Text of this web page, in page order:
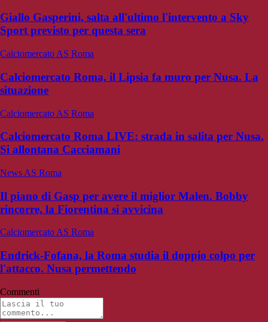
Giallo Gasperini, salta all'ultimo l'intervento a Sky
Sport previsto per questa sera
Calciomercato AS Roma
Calciomercato Roma, il Lipsia fa muro per Nusa. La
situazione
Calciomercato AS Roma
Calciomercato Roma LIVE: strada in salita per Nusa.
Si allontana Cacciamani
News AS Roma
Il piano di Gasp per avere il miglior Malen. Bobby
rincorre, la Fiorentina si avvicina
Calciomercato AS Roma
Endrick-Fofana, la Roma studia il doppio colpo per
l'attacco. Nusa permettendo
Commenti